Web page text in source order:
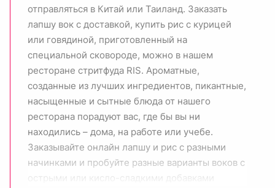
отправляться в Китай или Таиланд. Заказать
лапшу вок с доставкой, купить рис с курицей
или говядиной, приготовленный на
специальной сковороде, можно в нашем
ресторане стритфуда RIS. Ароматные,
созданные из лучших ингредиентов, пикантные,
насыщенные и сытные блюда от нашего
ресторана порадуют вас, где бы вы ни
находились – дома, на работе или учебе.
Заказывайте онлайнлапшу и рис с разными
начинками и пробуйте разные варианты воков с
добавками